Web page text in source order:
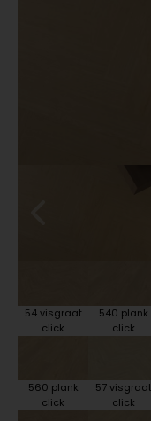
54 visgraat
click
540 plank
click
560 plank
click
57 visgraat
click